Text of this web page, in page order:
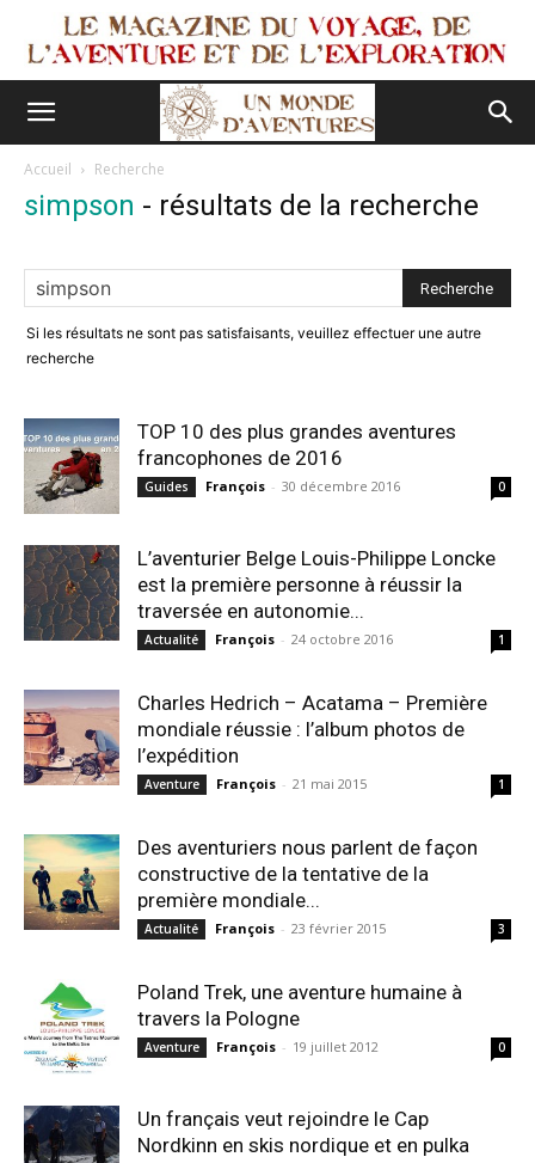
Accueil Recherche
simpson - résultats de la recherche
Si les résultats ne sont pas satisfaisants, veuillez effectuer une autre
recherche
TOP 10 des plus grandes aventures
francophones de 2016
Guides François - 30 décembre 2016 0
L’aventurier Belge Louis-Philippe Loncke
est la première personne à réussir la
traversée en autonomie...
Actualité François - 24 octobre 2016 1
Charles Hedrich – Acatama – Première
mondiale réussie : l’album photos de
l’expédition
Aventure François - 21 mai 2015 1
Des aventuriers nous parlent de façon
constructive de la tentative de la
première mondiale...
Actualité François - 23 février 2015 3
Poland Trek, une aventure humaine à
travers la Pologne
Aventure François - 19 juillet 2012 0
Un français veut rejoindre le Cap
Nordkinn en skis nordique et en pulka